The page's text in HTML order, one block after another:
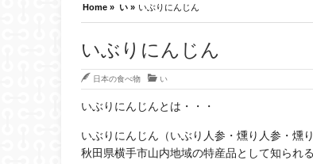
Home » い » いぶりにんじん
いぶりにんじん
日本の食べ物 い
いぶりにんじんとは・・・
いぶりにんじん（いぶり人参・燻り人参・燻
秋田県横手市山内地域の特産品として知られ